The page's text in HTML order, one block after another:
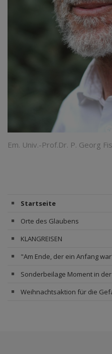
Em. Univ.-Prof.Dr. P. Georg
Startseite
Orte des Glaubens
KLANGREISEN
"Am Ende, der ein Anfang
Sonderbeilage Moment in
Weihnachtsaktion für die